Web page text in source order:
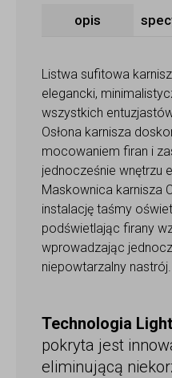
opis
Listwa sufitowa
elegancki,
wszystkich
Osłona karnisza
mocowaniem firan i
jednocześnie wnętrzu
Maskownica karnisza
instalację taśmy
podświetlając firany
wprowadzając
niepowtarzalny nastrój.
Technologia
pokryta jest
eliminującą